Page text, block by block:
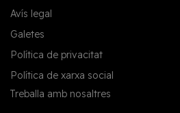
Avís legal
Galetes
Política de privacitat
Política de xarxa social
Treballa amb nosaltres